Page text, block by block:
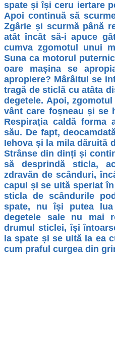
spate și își ceru iertare
Apoi continuă să
Zgârie și scurmă până
atât încât să-i apuce
cumva zgomotul unui
Suna ca motorul
oare mașina se
apropiere? Mârâitul se
tragă de sticlă cu atâta
degetele. Apoi,
vânt care foșneau și se
Respirația caldă forma
său. De fapt,
Iehova și la mila dăruită
Strânse din dinți și
să desprindă sticla,
zdravăn de scânduri,
capul și se uită speriat
sticla de scândurile
spate, nu își putea
degetele sale nu mai
drumul sticlei, își
la spate și se uită la ea
cum praful curgea din